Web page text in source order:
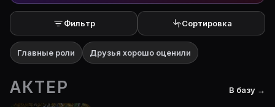
Фильтр Сортировка
Главные роли Друзья хорошо оценили
АКТЕР В базу →